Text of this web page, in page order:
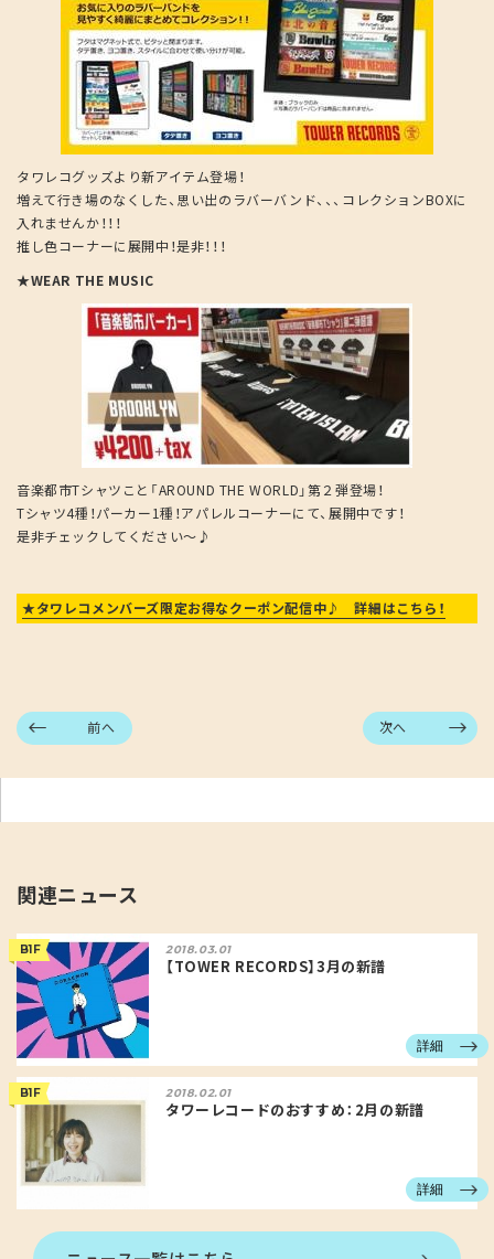
タワレコグッズより新アイテム登場！
増えて行き場のなくした、思い出のラバーバンド、、、コレクションBOXに
入れませんか！！！
推し色コーナーに展開中！是非！！！
★WEAR THE MUSIC
音楽都市Tシャツこと「AROUND THE WORLD」第２弾登場！
Tシャツ4種！パーカー1種！アパレルコーナーにて、展開中です！
是非チェックしてください～♪
★タワレコメンバーズ限定お得なクーポン配信中♪ 詳細はこちら！
前へ 次へ
関連ニュース
B1F 2018.03.01
【TOWER RECORDS】3月の新譜
詳細
B1F 2018.02.01
タワーレコードのおすすめ：2月の新譜
詳細